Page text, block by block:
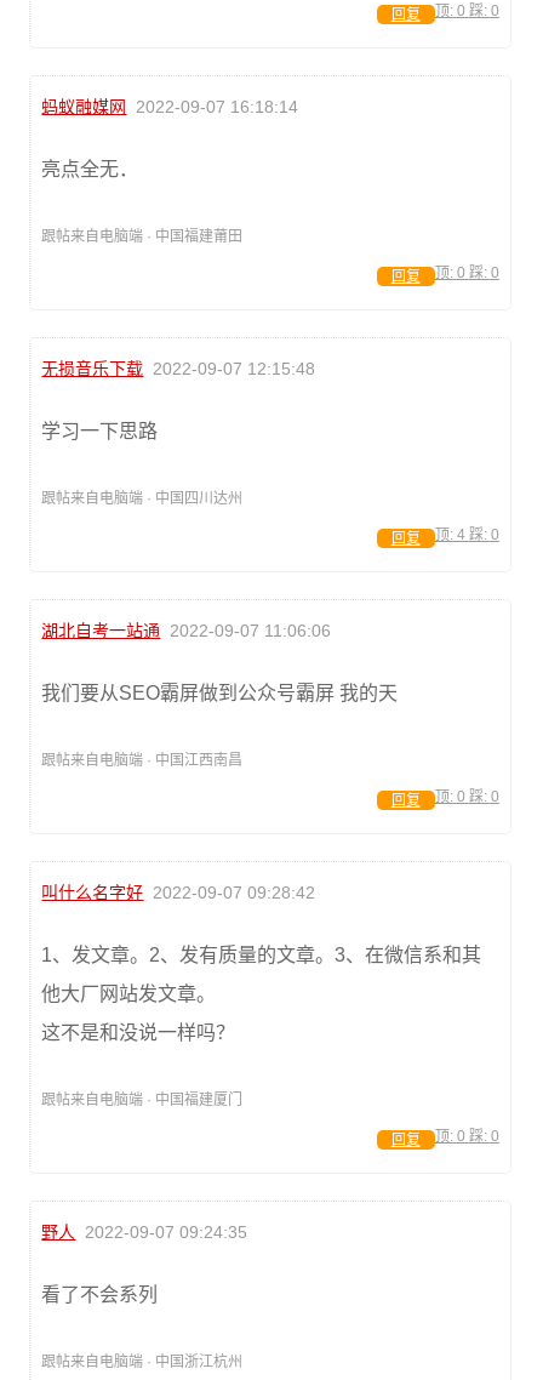
顶: 0 踩: 0
回复
蚂蚁融媒网 2022-09-07 16:18:14
亮点全无．
跟帖来自电脑端 · 中国福建莆田
顶: 0 踩: 0
回复
无损音乐下载 2022-09-07 12:15:48
学习一下思路
跟帖来自电脑端 · 中国四川达州
顶: 4 踩: 0
回复
湖北自考一站通 2022-09-07 11:06:06
我们要从SEO霸屏做到公众号霸屏 我的天
跟帖来自电脑端 · 中国江西南昌
顶: 0 踩: 0
回复
叫什么名字好 2022-09-07 09:28:42
1、发文章。2、发有质量的文章。3、在微信系和其
他大厂网站发文章。
这不是和没说一样吗？
跟帖来自电脑端 · 中国福建厦门
顶: 0 踩: 0
回复
野人 2022-09-07 09:24:35
看了不会系列
跟帖来自电脑端 · 中国浙江杭州